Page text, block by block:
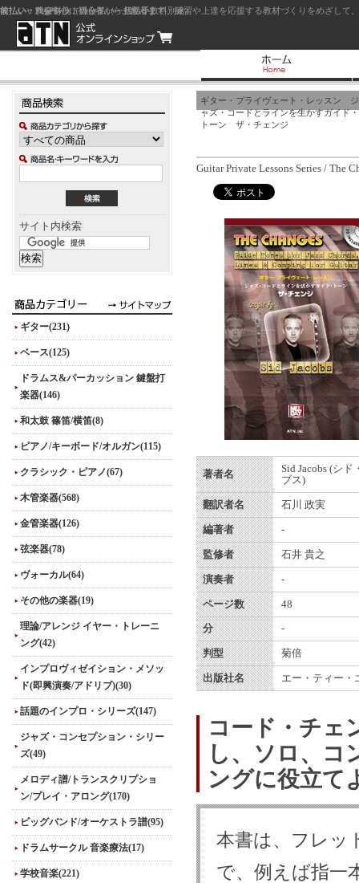
ジャズを中心に初心者から上級者まで、練習や上達を応援する教材づくりをめざし
サイト内検索
ギター(231)
ベース(125)
ドラムス&パーカッション 鍵盤打
楽器(146)
和太鼓 篠笛/横笛(8)
ピアノ/キーボード/オルガン(115)
クラシック・ピアノ(67)
木管楽器(568)
金管楽器(126)
弦楽器(78)
ヴォーカル(64)
その他の楽器(19)
理論/アレンジ イヤー・トレーニ
ング(42)
インプロヴィゼイション・メソッ
ド(即興演奏/アドリブ)(30)
話題のインプロ・シリーズ(147)
ジャズ・コンセプション・シリー
ズ(49)
メロディ譜/トランスクリプショ
ン/プレイ・アロング(170)
ビッグバンド/オーケストラ譜(95)
ドラムサークル 音楽療法(17)
学校音楽(221)
ギター・プライヴェート・レッスン ジ
ャズ・コードとラインを生かすガイド・
トーン ザ・チェンジ
Guitar Private Lessons Series / The
著者名
Sid Jacobs (シド
ブス)
翻訳者名 石川 政実
編著者 -
監修者 石井 貴之
演奏者 -
ページ数 48
分 -
判型 菊倍
出版社名 エー・ティー・
コード・チェ
し、ソロ、コ
ングに役立て
本書は、フレッ
で、例えば指一
前払い：クレジットカード（一括払い）
後払い：代金引換（現金払い・代引手数料別途）
前払い：PayPay